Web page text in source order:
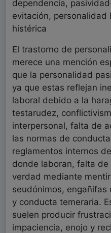
dependencia,
evitación, personalidad
histérica
El trastorno de
merece una mención
que la personalidad
ya que estas reflejan
laboral debido a la
testarudez,
interpersonal, falta de
las normas de
reglamentos internos
donde laboran, falta de
verdad mediante
seudónimos, engañifas
y conducta temeraria.
suelen producir
impaciencia, enojo y